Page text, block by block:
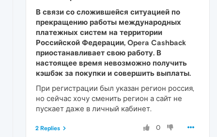
В связи со сложившейся ситуацией по
прекращению работы международных
платежных систем на территории
Российской Федерации, Opera Cashback
приостанавливает свою работу. В
настоящее время невозможно получить
кэшбэк за покупки и совершить выплаты.
При регистрации был указан регион россия,
но сейчас хочу сменить регион а сайт не
пускает даже в личный кабинет.
0
2 Replies